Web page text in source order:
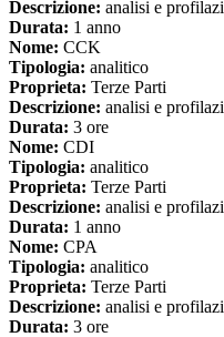
Descrizione: analisi e
Durata: 1 anno
Nome: CCK
Tipologia: analitico
Proprieta: Terze Parti
Descrizione: analisi e
Durata: 3 ore
Nome: CDI
Tipologia: analitico
Proprieta: Terze Parti
Descrizione: analisi e
Durata: 1 anno
Nome: CPA
Tipologia: analitico
Proprieta: Terze Parti
Descrizione: analisi e
Durata: 3 ore